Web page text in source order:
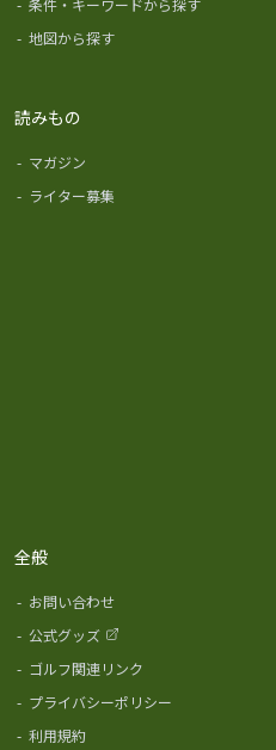
- 条件・キーワードから探す
- 地図から探す
読みもの
- マガジン
- ライター募集
全般
- お問い合わせ
- 公式グッズ
- ゴルフ関連リンク
- プライバシーポリシー
- 利用規約